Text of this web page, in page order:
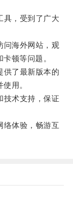
，受到了广大
海外网站，观
顿等问题。
了最新版本的
用。
术支持，保证
体验，畅游互